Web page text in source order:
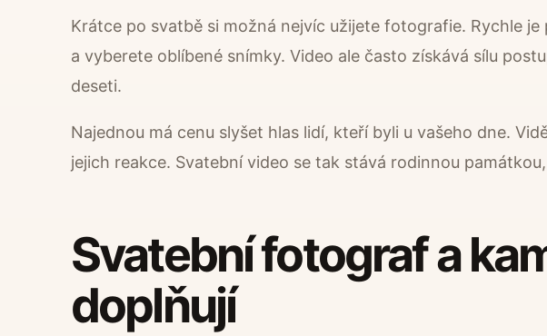
Krátce po svatbě si možná nejvíc užijete fotografie. Rychle
a vyberete oblíbené snímky. Video ale často získává sílu
deseti.
Najednou má cenu slyšet hlas lidí, kteří byli u vašeho dne.
jejich reakce. Svatební video se tak stává rodinnou
Svatební fotograf a
doplňují